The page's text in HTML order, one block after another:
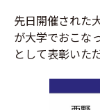
先日開催された
が大学でおこな
として表彰いた